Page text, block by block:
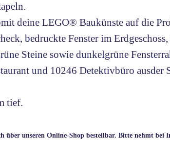
deine LEGO® Baukünste auf die
bedruckte Fenster im
Steine sowie dunkelgrüne
und 10246 Detektivbüro
tief.
über unseren Online-Shop bestellbar. Bitte nehmt bei